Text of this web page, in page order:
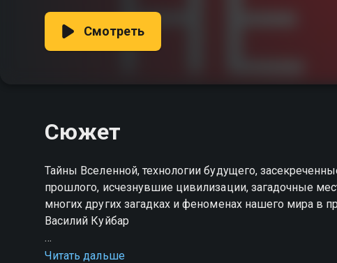
Смотреть
Сюжет
Тайны Вселенной, технологии будущего,
прошлого, исчезнувшие цивилизации, загадочные
многих других загадках и феноменах нашего мира
Василий Куйбар
Посмотреть онлайн 1 сезон сериала Не может быть!
Читать дальше